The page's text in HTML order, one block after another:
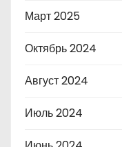
Март 2025
Октябрь 2024
Август 2024
Июль 2024